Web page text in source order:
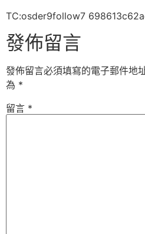
TC:osder9follow7
發佈留言
發佈留言必須填寫的電子郵件地
為 *
留言 *